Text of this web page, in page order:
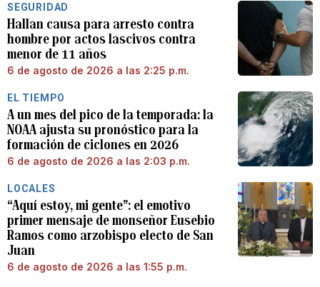
SEGURIDAD
Hallan causa para arresto contra
hombre por actos lascivos contra
menor de 11 años
6 de agosto de 2026 a las 2:25 p.m.
EL TIEMPO
A un mes del pico de la temporada: la
NOAA ajusta su pronóstico para la
formación de ciclones en 2026
6 de agosto de 2026 a las 2:03 p.m.
LOCALES
“Aquí estoy, mi gente”: el emotivo
primer mensaje de monseñor Eusebio
Ramos como arzobispo electo de San
Juan
6 de agosto de 2026 a las 1:55 p.m.